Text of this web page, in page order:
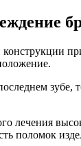
зубе,
лечения
поломок